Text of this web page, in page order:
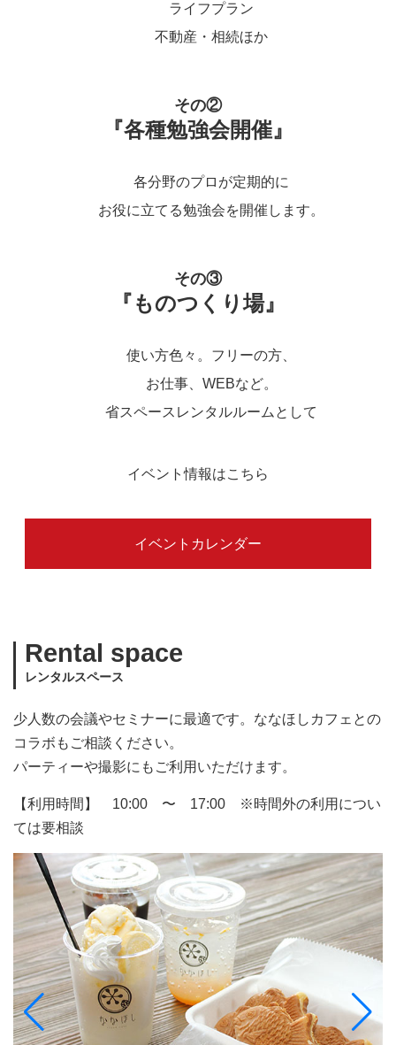
ライフプラン
不動産・相続ほか
その②
『各種勉強会開催』
各分野のプロが定期的に
お役に立てる勉強会を開催します。
その③
『ものつくり場』
使い方色々。フリーの方、
お仕事、WEBなど。
省スペースレンタルルームとして
イベント情報はこちら
イベントカレンダー
Rental space
レンタルスペース
少人数の会議やセミナーに最適です。ななほしカフェとの
コラボもご相談ください。
パーティーや撮影にもご利用いただけます。
【利用時間】 10:00 〜 17:00 ※時間外の利用につい
ては要相談